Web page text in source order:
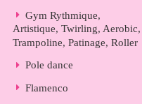
Gym Rythmique,
Artistique, Twirling, Aerobic,
Trampoline, Patinage, Roller
Pole dance
Flamenco